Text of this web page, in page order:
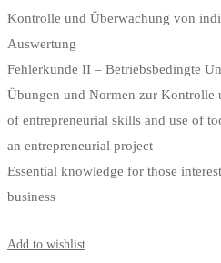
Kontrolle und Überwachung von
Auswertung
Fehlerkunde II – Betriebsbedingte
Übungen und Normen zur Kontrolle
of entrepreneurial skills and use of
an entrepreneurial project
Essential knowledge for those
business
Add to wishlist